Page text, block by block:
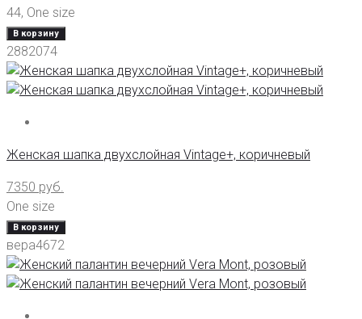
44, One size
В корзину
2882074
Женская шапка двухслойная Vintage+, коричневый
7350 руб.
One size
В корзину
вера4672